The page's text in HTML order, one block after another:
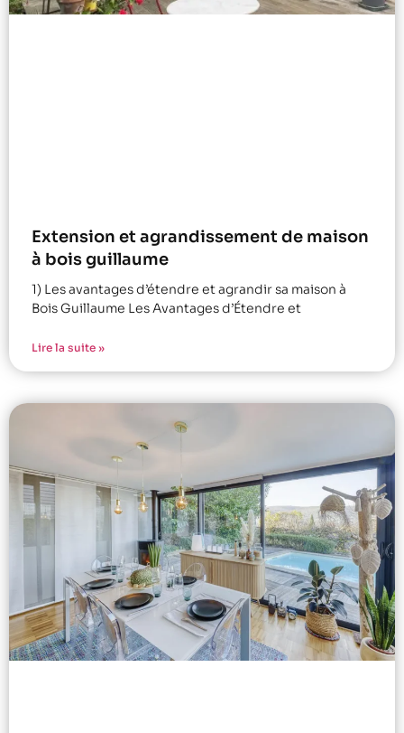
Extension et agrandissement de maison
à bois guillaume
1) Les avantages d’étendre et agrandir sa maison à
Bois Guillaume Les Avantages d’Étendre et
Lire la suite »